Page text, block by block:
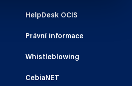
HelpDesk OCIS
Právní informace
Whistleblowing
CebiaNET